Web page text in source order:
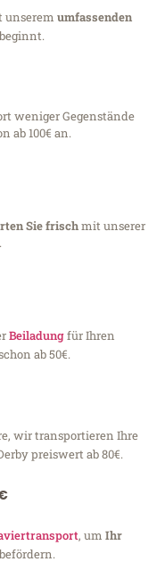
unserem umfassenden
weniger Gegenstände
ab 100€ an.
Sie frischmit unserer
Beiladungfür Ihren
ab 50€.
wir transportieren Ihre
preiswert ab 80€.
, um Ihr